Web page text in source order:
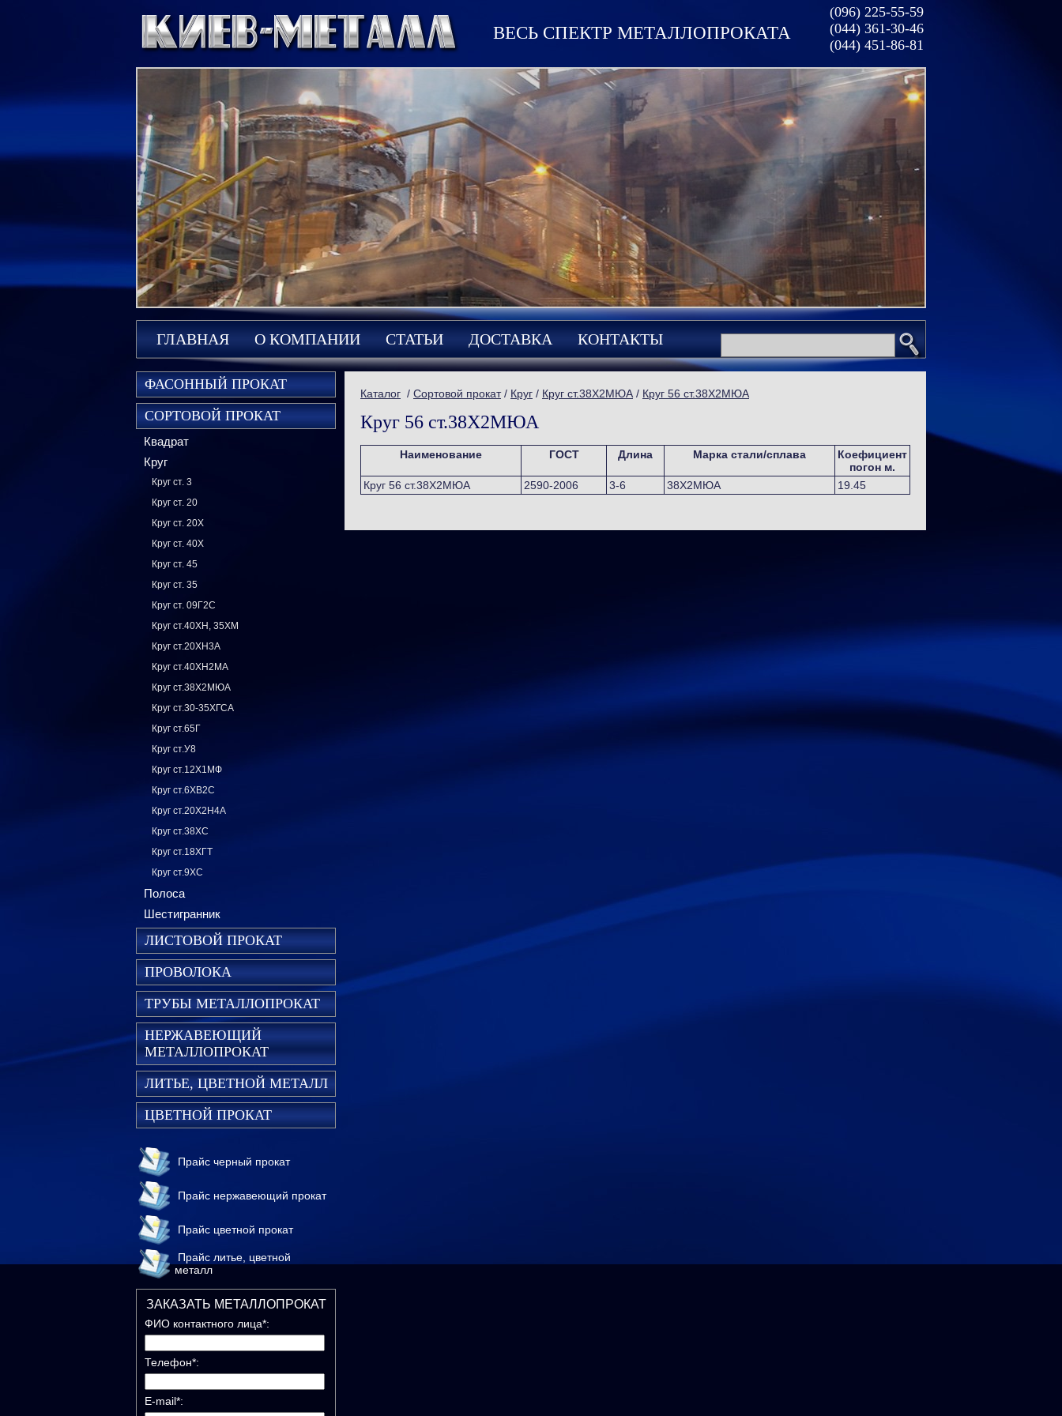
ВЕСЬ СПЕКТР МЕТАЛЛОПРОКАТА
(096) 225-55-59
(044) 361-30-46
(044) 451-86-81
ГЛАВНАЯ О КОМПАНИИ СТАТЬИ ДОСТАВКА КОНТАКТЫ
ФАСОННЫЙ ПРОКАТ
СОРТОВОЙ ПРОКАТ
Квадрат
Круг
Круг ст. 3
Круг ст. 20
Круг ст. 20Х
Круг ст. 40Х
Круг ст. 45
Круг ст. 35
Круг ст. 09Г2С
Круг ст.40ХН, 35ХМ
Круг ст.20ХН3А
Круг ст.40ХН2МА
Круг ст.38Х2МЮА
Круг ст.30-35ХГСА
Круг ст.65Г
Круг ст.У8
Круг ст.12Х1МФ
Круг ст.6ХВ2С
Круг ст.20Х2Н4А
Круг ст.38ХС
Круг ст.18ХГТ
Круг ст.9ХС
Полоса
Шестигранник
ЛИСТОВОЙ ПРОКАТ
ПРОВОЛОКА
ТРУБЫ МЕТАЛЛОПРОКАТ
НЕРЖАВЕЮЩИЙ
МЕТАЛЛОПРОКАТ
ЛИТЬЕ, ЦВЕТНОЙ МЕТАЛЛ
ЦВЕТНОЙ ПРОКАТ
Прайс черный прокат
Прайс нержавеющий прокат
Прайс цветной прокат
Прайс литье, цветной
металл
ЗАКАЗАТЬ МЕТАЛЛОПРОКАТ
ФИО контактного лица*:
Телефон*:
E-mail*:
Каталог / Сортовой прокат/ Круг / Круг ст.38Х2МЮА / Круг 56 ст.38Х2МЮА
Круг 56 ст.38Х2МЮА
Наименование ГОСТ Длина Марка стали/сплава
Коефициент
погон м.
Круг 56 ст.38Х2МЮА
2590-2006 3-6 38Х2МЮА 19.45